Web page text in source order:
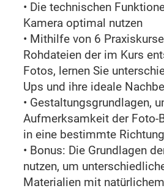
• Die technischen
Kamera optimal nutzen
• Mithilfe von 6
Rohdateien der im Kurs
Fotos, lernen Sie
Ups und ihre ideale
• Gestaltungsgrundlagen,
Aufmerksamkeit der Foto-
in eine bestimmte
• Bonus: Die Grundlagen
nutzen, um
Materialien mit